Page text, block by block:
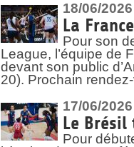
18/06/2026
La
Pour son
League, l’équipe de
devant son public
20). Prochain
17/06/2026
Le
Pour